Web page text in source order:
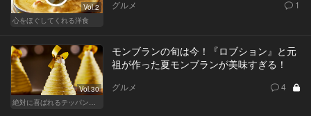
Vol.2
心をほぐしてくれる洋食
グルメ 1
Vol.30
モンブランの旬は今！『ロブション』と元
祖が作った夏モンブランが美味すぎる！
グルメ 4